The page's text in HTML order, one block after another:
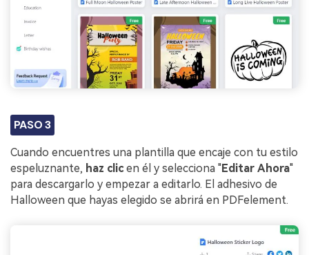
PASO 3
Cuando encuentres una plantilla que encaje con tu estilo
espeluznante, haz clicen él y selecciona "Editar Ahora"
para descargarlo y empezar a editarlo. El adhesivo de
Halloween que hayas elegido se abrirá en PDFelement.